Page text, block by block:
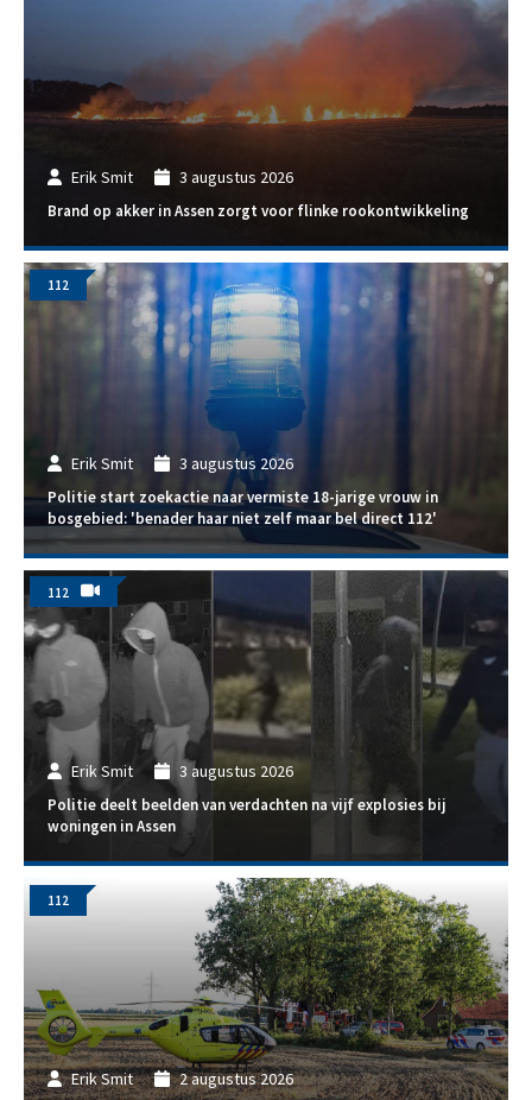
Erik Smit 3 augustus 2026
Brand op akker in Assen zorgt voor flinke rookontwikkeling
Erik Smit 3 augustus 2026
Politie start zoekactie naar vermiste 18-jarige vrouw in
bosgebied: 'benader haar niet zelf maar bel direct 112'
112
Erik Smit 3 augustus 2026
Politie deelt beelden van verdachten na vijf explosies bij
woningen in Assen
112
Erik Smit 2 augustus 2026
112